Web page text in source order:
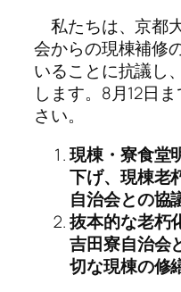
私たちは、京都
会からの現棟補修
いることに抗議し
します。8月12日
さい。
現棟・寮食堂
下げ、現棟老
自治会との協
抜本的な老朽
吉田寮自治会
切な現棟の修